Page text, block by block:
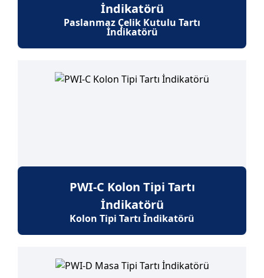
İndikatörü
Paslanmaz Çelik Kutulu Tartı
İndikatörü
PWI-C Kolon Tipi Tartı
İndikatörü
Kolon Tipi Tartı İndikatörü